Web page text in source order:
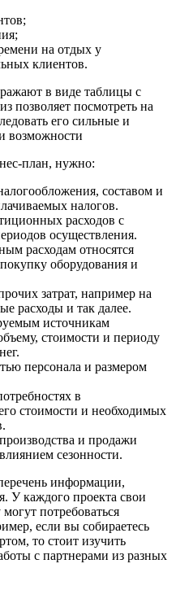
на отдых у
клиентов.
в виде таблицы с
позволяет посмотреть на
его сильные и
возможности
план, нужно:
составом и
налогов.
расходов с
осуществления.
расходам относятся
оборудования и
затрат, например на
расходы и так далее.
источникам
стоимости и периоду
персонала и размером
в
стоимости и необходимых
и продажи
сезонности.
информации,
У каждого проекта свои
потребоваться
если вы собираетесь
то стоит изучить
с партнерами из разных